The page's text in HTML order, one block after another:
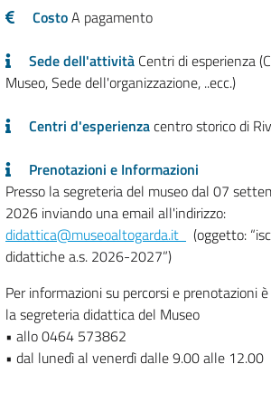
CostoA pagamento
Sede dell'attività Centri di esperienza
Museo, Sede dell'organizzazione, ..ecc.)
Centri d'esperienzacentro storico di
Prenotazioni e Informazioni
Presso la segreteria del museo dal 07
2026 inviando una email all'indirizzo:
didattica@museoaltogarda.it
(oggetto:
didattiche a.s. 2026-2027”)
Per informazioni su percorsi e prenotazioni
la segreteria didattica del Museo
• allo 0464 573862
• dal lunedì al venerdì dalle 9.00 alle 12.00